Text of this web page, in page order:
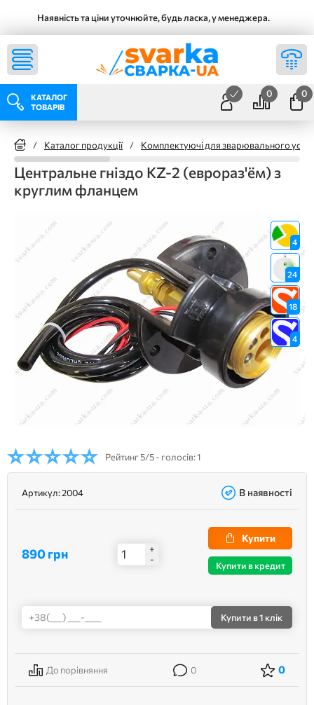
Наявність та ціни уточнюйте, будь ласка, у менеджера.
КАТАЛОГ
ТОВАРІВ
0 0
/ Каталог продукції / Комплектуючі для зварювального
Центральне гніздо KZ-2 (еврораз'ём) з
круглим фланцем
4
24
18
4
Рейтинг5/5 - голосів: 1
Артикул:2004 В наявності
890 грн
+
-
Купити
Купити в кредит
Купити в 1 клік
До порівняння 0 0